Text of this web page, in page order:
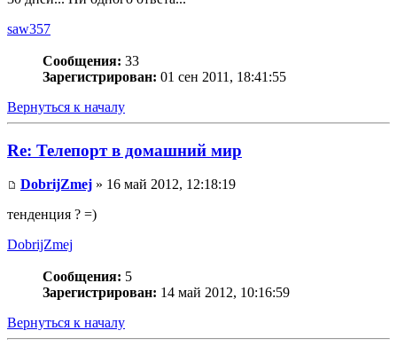
saw357
Сообщения: 33
Зарегистрирован: 01 сен 2011, 18:41:55
Вернуться к началу
Re: Телепорт в домашний мир
DobrijZmej » 16 май 2012, 12:18:19
тенденция ? =)
DobrijZmej
Сообщения: 5
Зарегистрирован: 14 май 2012, 10:16:59
Вернуться к началу